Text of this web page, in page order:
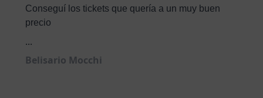
Conseguí los tickets que quería a un muy buen
precio
...
Belisario Mocchi